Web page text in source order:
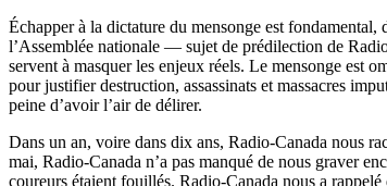
Échapper à la dictature du mensonge est
l’Assemblée nationale — sujet de prédilection de
servent à masquer les enjeux réels. Le mensonge est
pour justifier destruction, assassinats et massacres
peine d’avoir l’air de délirer.
Dans un an, voire dans dix ans, Radio-Canada nous
mai, Radio-Canada n’a pas manqué de nous graver
coureurs étaient fouillés. Radio-Canada nous a